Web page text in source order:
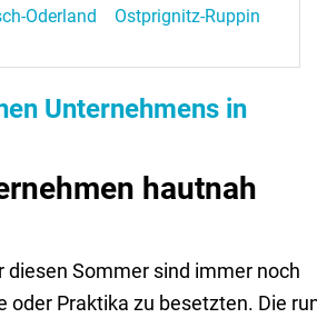
Oderland
Ostprignitz-Ruppin
Unternehmens in
hautnah
diesen Sommer sind immer noch
oder Praktika zu besetzten. Die